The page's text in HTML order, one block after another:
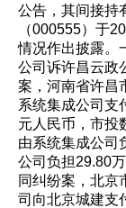
公告，其间接持
（000555）于
情况作出披露。
公司诉许昌云政
案，河南省许昌
系统集成公司支
元人民币，市投
由系统集成公司
公司负担29.80
同纠纷案，北京
司向北京城建支